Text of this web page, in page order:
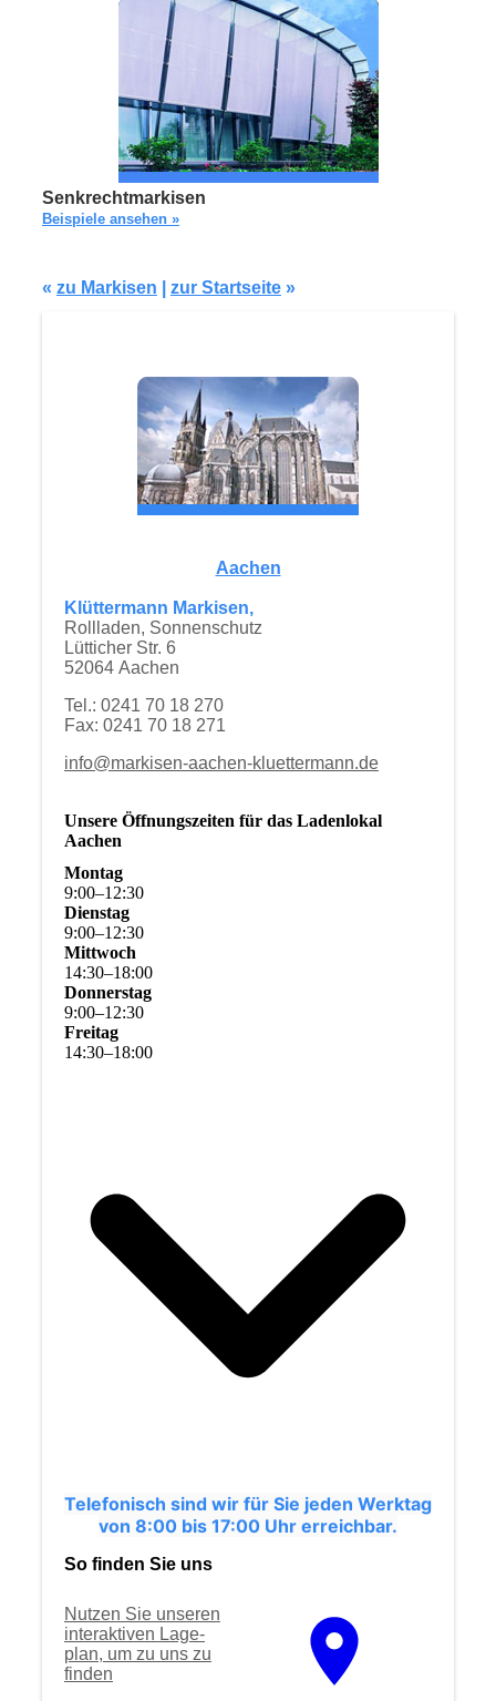
Senkrechtmarkisen
Beispiele ansehen »
« zu Markisen zur Startseite»
Aachen
Klüttermann Markisen,
Rollladen, Sonnenschutz
Lütticher Str. 6
52064 Aachen
Tel.: 0241 70 18 270
Fax: 0241 70 18 271
info@markisen-aachen-kluettermann.de
Unsere Öffnungszeiten für das Ladenlokal
Aachen
Montag
9:00–12:30
Dienstag
9:00–12:30
Mittwoch
14:30–18:00
Donnerstag
9:00–12:30
Freitag
14:30–18:00
Telefonisch sind wir für Sie jeden Werktag
von 8:00 bis 17:00 Uhr erreichbar.
So finden Sie uns
Nutzen Sie unseren
interaktiven La­ge­
plan, um zu uns zu
finden